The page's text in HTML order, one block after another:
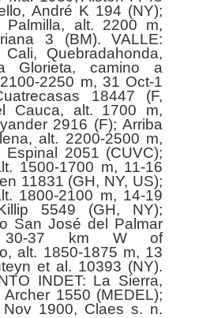
André K 194 (NY);
Palmilla, alt. 2200 m,
3 (BM). VALLE:
Quebradahonda,
Glorieta, camino a
2250 m, 31 Oct-1
18447 (F,
Cauca, alt. 1700 m,
2916 (F); Arriba
alt. 2200-2500 m,
2051 (CUVC);
1500-1700 m, 11-16
11831 (GH, NY, US);
1800-2100 m, 14-19
5549 (GH, NY);
San José del Palmar
30-37 km W of
alt. 1850-1875 m, 13
et al. 10393 (NY).
INDET: La Sierra,
1550 (MEDEL);
Nov 1900, Claes s. n.